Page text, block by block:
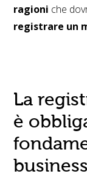
ragioni che
registrare un
La
è